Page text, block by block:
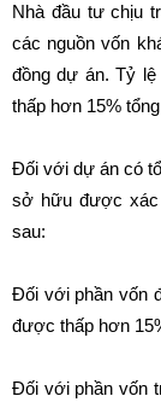
Nhà đầu tư chịu
các nguồn vốn
đồng dự án. Tỷ
thấp hơn 15%
Đối với dự án có
sở hữu được xác
sau:
Đối với phần vốn
được thấp hơn
Đối với phần vốn